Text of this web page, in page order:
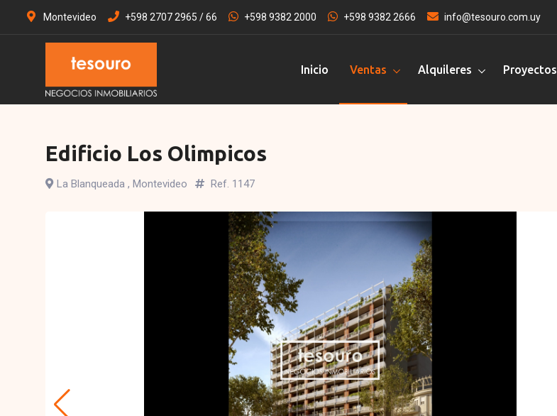
Montevideo +598 2707 2965 / 66 +598 9382 2000 +598 9382 2666 info@tesouro.com.uy
Inicio Ventas Alquileres Proyectos
Edificio Los Olimpicos
La Blanqueada , Montevideo Ref. 1147